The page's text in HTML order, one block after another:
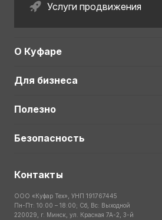
Услуги продвижения
О Куфаре
Для бизнеса
Полезно
Безопасность
Контакты
ООО «Куфар Тех», УНП 191767445
Пн-Пт: 10:00 – 18:00; Сб, Вс: Выходной
220029, г. Минск, ул. Красная 7А-2, 3-й